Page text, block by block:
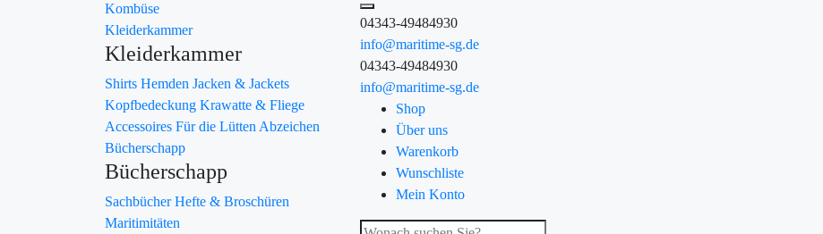
Kombüse
Kleiderkammer
Kleiderkammer
Shirts Hemden Jacken & Jackets
Kopfbedeckung Krawatte & Fliege
Accessoires Für die Lütten Abzeichen
Bücherschapp
Bücherschapp
SachbücherHefte & Broschüren
Maritimitäten
04343-49484930
info@maritime-sg.de
04343-49484930
info@maritime-sg.de
Shop
Über uns
Warenkorb
Wunschliste
Mein Konto